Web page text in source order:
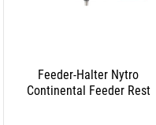
Feeder-Halter Nytro
Continental Feeder Rest